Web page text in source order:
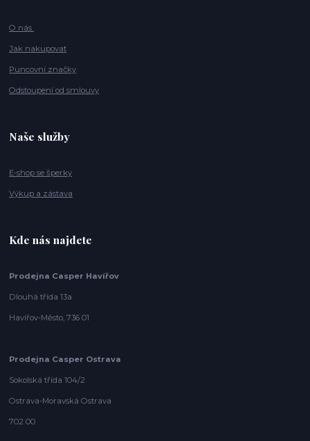
O nás
Jak nakupovat
Puncovní značky
Odstoupení od smlouvy
Naše služby
E-shop se šperky
Výkup a zástava
Kde nás najdete
Prodejna Casper Havířov
Dlouhá třída 13a
Havířov-Město, 736 01
Prodejna Casper Ostrava
Sokolská třída 104/2
Ostrava-Moravská Ostrava
702 00